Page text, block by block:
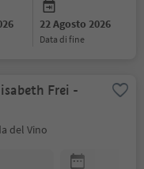
22 Agosto 2026
data di fine
Frei -
del Vino